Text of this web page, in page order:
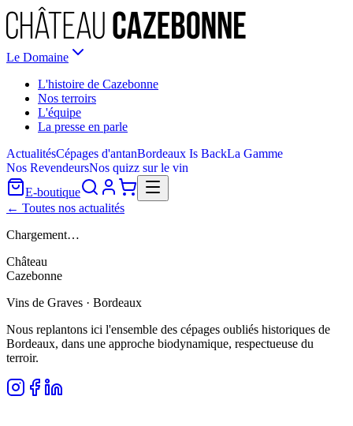
Le Domaine
L'histoire de Cazebonne
Nos terroirs
L'équipe
La presse en parle
ActualitésCépages d'antanBordeaux Is BackLa Gamme
Nos RevendeursNos quizz sur le vin
E-boutique
← Toutes nos actualités
Chargement…
Château
Cazebonne
Vins de Graves · Bordeaux
Nous replantons ici l'ensemble des cépages oubliés historiques de
Bordeaux, dans une approche biodynamique, respectueuse du
terroir.